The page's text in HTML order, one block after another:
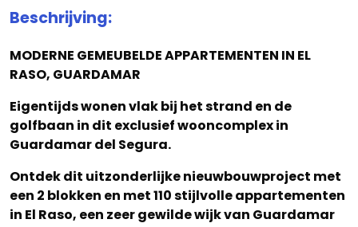
Beschrijving:
MODERNE GEMEUBELDE APPARTEMENTEN IN EL
RASO, GUARDAMAR
Eigentijds wonen vlak bij het strand en de
golfbaan in dit exclusief wooncomplex in
Guardamar del Segura.
Ontdek dit uitzonderlijke nieuwbouwproject met
een 2 blokken en met 110 stijlvolle appartementen
in El Raso, een zeer gewilde wijk van Guardamar